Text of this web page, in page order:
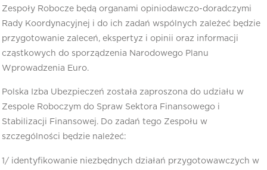
Zespoły Robocze będą organami opiniodawczo-doradczymi
Rady Koordynacyjnej i do ich zadań wspólnych zależeć będzie
przygotowanie zaleceń, ekspertyz i opinii oraz informacji
cząstkowych do sporządzenia Narodowego Planu
Wprowadzenia Euro.
Polska Izba Ubezpieczeń została zaproszona do udziału w
Zespole Roboczym do Spraw Sektora Finansowego i
Stabilizacji Finansowej. Do zadań tego Zespołu w
szczególności będzie należeć:
1/ identyfikowanie niezbędnych działań przygotowawczych w